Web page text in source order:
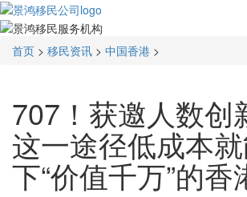
首页 > 移民资讯 > 中国香港 >
707！获邀人数创
这一途径低成本
下“价值千万”的香